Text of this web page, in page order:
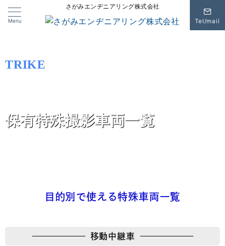
Menu
さがみエンヂニアリング株式会社
Tel/mail
TRIKE
保有特殊撮影車両一覧
目的別で使える特殊車両一覧
移動中継車